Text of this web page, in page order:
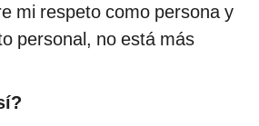
mi respeto como persona y
personal, no está más